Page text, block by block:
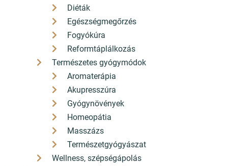
Diéták
Egészségmegőrzés
Fogyókúra
Reformtáplálkozás
Természetes gyógymódok
Aromaterápia
Akupresszúra
Gyógynövények
Homeopátia
Masszázs
Természetgyógyászat
Wellness, szépségápolás
4 980 Ft
4 482 Ft
Kedvezmény 498 Ft (10%)
ÁFÁ-val, Szállítási költségek